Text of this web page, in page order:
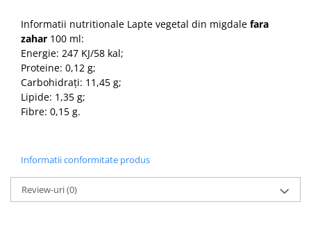
Informatii nutritionale Lapte vegetal din migdale fara
zahar 100 ml:
Energie: 247 KJ/58 kal;
Proteine: 0,12 g;
Carbohidrați: 11,45 g;
Lipide: 1,35 g;
Fibre: 0,15 g.
Informatii conformitate produs
Review-uri(0)